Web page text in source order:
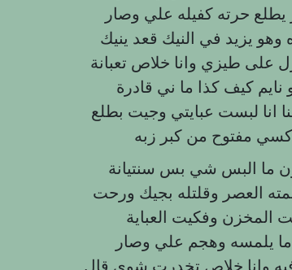
حرته كفيله علي وصار
اه وهو يزيد في النيك قعد ينيك
على طيزي وانا خلاص تعبانة
كيف كذا ما ني قادرة
انا لبست عبايتي وجيت بطلع
ما البس شي بس سنتيانة
العصر وقلتله بجيك ورحت
المخزن وفكيت العباية
يلمسه وهجم علي وصار
وانا خلاص تخدرت شوي قال